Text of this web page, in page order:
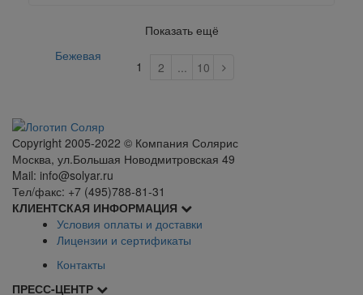
Показать ещё
1 2 ... 10
Сopyright 2005-2022 © Компания Солярис
Москва, ул.Большая Новодмитровская 49
Mail: info@solyar.ru
Тел/факс: +7 (495)788-81-31
КЛИЕНТСКАЯ ИНФОРМАЦИЯ
Условия оплаты и доставки
Лицензии и сертификаты
Контакты
ПРЕСС-ЦЕНТР